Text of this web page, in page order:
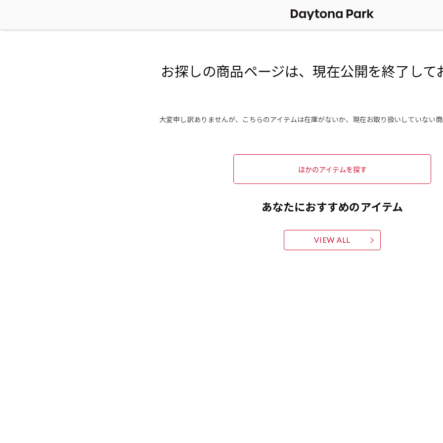
お探しの商品ページは、現在公開を終了して
大変申し訳ありませんが、こちらのアイテムは在庫がないか、現在お取り扱いしていない商
ほかのアイテムを探す
あなたにおすすめのアイテム
VIEW ALL